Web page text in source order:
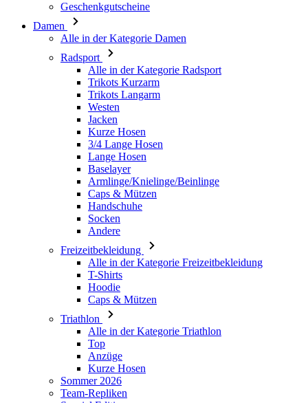
Alle in der Kategorie Radsport
Trikots Langarm
Westen
Jacken
Kurze Hosen
3/4 Lange Hosen
Lange Hosen
Baselayer
Armlinge/Knielinge/Beinlinge
Caps & Mützen
Handschuhe
Socken
Andere
Freizeitbekleidung
Alle in der Kategorie Freizeitbekleidung
T-Shirts
Hoodie
Caps & Mützen
Triathlon
Alle in der Kategorie Triathlon
Top
Anzüge
Kurze Hosen
Sommer 2026
Team-Repliken
Special Editions
Ausverkauf
Geschenkgutscheine
Kinder